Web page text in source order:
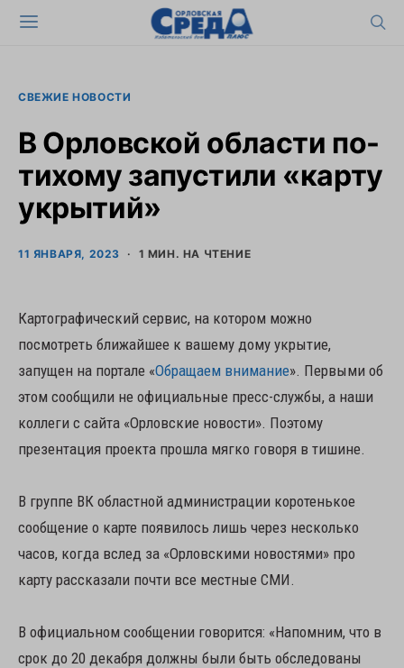
СВЕЖИЕ НОВОСТИ
В Орловской области по-
тихому запустили «карту
укрытий»
11 ЯНВАРЯ, 2023 1 МИН. НА ЧТЕНИЕ
Картографический сервис, на котором можно
посмотреть ближайшее к вашему дому укрытие,
запущен на портале «Обращаем внимание». Первыми об
этом сообщили не официальные пресс-службы, а наши
коллеги с сайта «Орловские новости». Поэтому
презентация проекта прошла мягко говоря в тишине.
В группе ВК областной администрации коротенькое
сообщение о карте появилось лишь через несколько
часов, когда вслед за «Орловскими новостями» про
карту рассказали почти все местные СМИ.
В официальном сообщении говорится: «Напомним, что в
срок до 20 декабря должны были быть обследованы